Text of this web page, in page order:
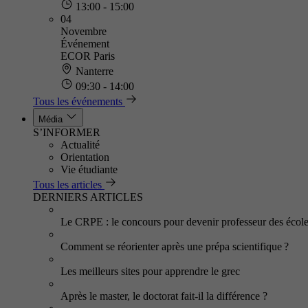
13:00 - 15:00
04
Novembre
Événement
ECOR Paris
Nanterre
09:30 - 14:00
Tous les événements
Média
S’INFORMER
Actualité
Orientation
Vie étudiante
Tous les articles
DERNIERS ARTICLES
Le CRPE : le concours pour devenir professeur des
Comment se réorienter après une prépa scientifique ?
Les meilleurs sites pour apprendre le grec
Après le master, le doctorat fait-il la différence ?